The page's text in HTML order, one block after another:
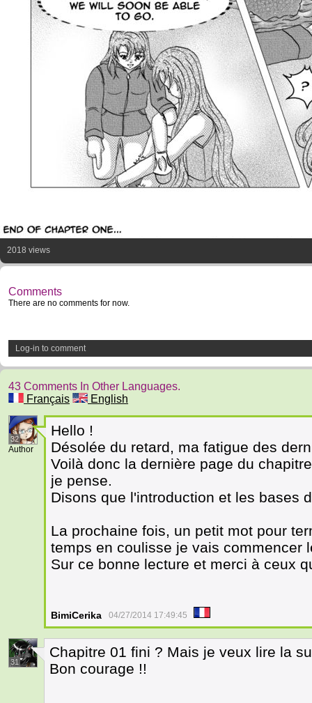
2018 views
Comments
There are no comments for now.
Log-in to comment
43 Comments In Other Languages.
Français
English
32
Author
Hello !
Désolée du retard, ma fatigue des
Voilà donc la dernière page du
je pense.
Disons que l'introduction et les bases
La prochaine fois, un petit mot pour
temps en coulisse je vais commencer
Sur ce bonne lecture et merci à ceux
BimiCerika 04/27/2014 17:49:45
31
Chapitre 01 fini ? Mais je veux lire la
Bon courage !!